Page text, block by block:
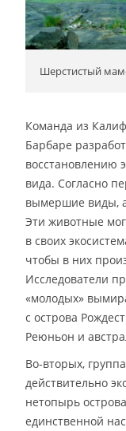
Шерстистый
Команда из
Барбаре
восстановлению
вида. Согласно
вымершие виды,
Эти животные
в своих
чтобы в них
Исследователи
«молодых»
с острова
Реюньон и
Во-вторых,
действительно
нетопырь
единственной